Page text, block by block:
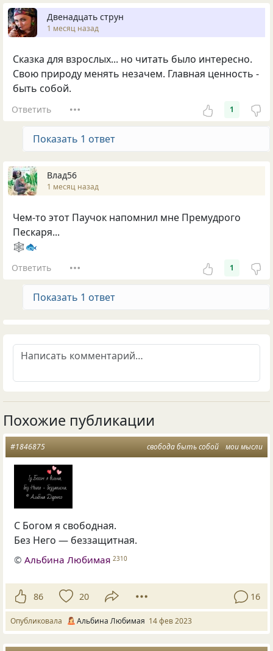
Двенадцать струн
1 месяц назад
Сказка для взрослых... но читать было интересно.
Свою природу менять незачем. Главная ценность -
быть собой.
Ответить 1
Показать 1 ответ
Влад56
1 месяц назад
Чем-то этот Паучок напомнил мне Премудрого
Пескаря...
🕸🐟
Ответить 1
Показать 1 ответ
Похожие публикации
свобода быть собой мои мысли
#1846875
С Богом я свободная.
Без Него — беззащитная.
©Альбина Любимая 2310
86 20 16
Опубликовала Альбина Любимая 14 фев 2023